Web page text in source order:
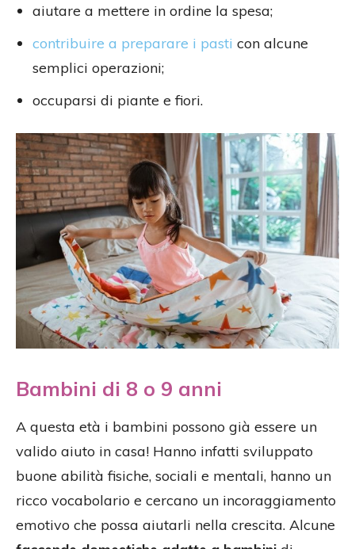
aiutare a mettere in ordine la spesa;
contribuire a preparare i pasti con alcune
semplici operazioni;
occuparsi di piante e fiori.
Bambini di 8 o 9 anni
A questa età i bambini possono già essere un
valido aiuto in casa! Hanno infatti sviluppato
buone abilità fisiche, sociali e mentali, hanno un
ricco vocabolario e cercano un incoraggiamento
emotivo che possa aiutarli nella crescita. Alcune